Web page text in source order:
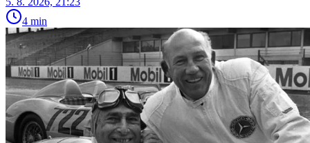
4 min